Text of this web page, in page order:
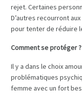
rejet. Certaines
D’autres recourront
pour tenter de réduire
Comment se protéger ?
Il y a dans le choix
problématiques
femme avec un fort